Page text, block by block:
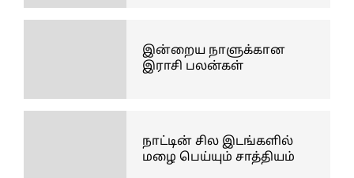
இன்றைய நாளுக்கான
இராசி பலன்கள்
நாட்டின் சில இடங்களில்
மழை பெய்யும் சாத்தியம்